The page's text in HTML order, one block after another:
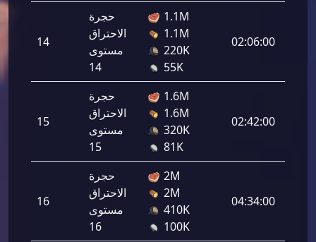
14
حجرة
الاحتراق
مستوى
14
1.1M
1.1M
220K
55K
02:06:00
15
حجرة
الاحتراق
مستوى
15
1.6M
1.6M
320K
81K
02:42:00
16
حجرة
الاحتراق
مستوى
16
2M
2M
410K
100K
04:34:00